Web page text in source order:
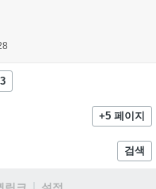
3
+5 페이지
검색